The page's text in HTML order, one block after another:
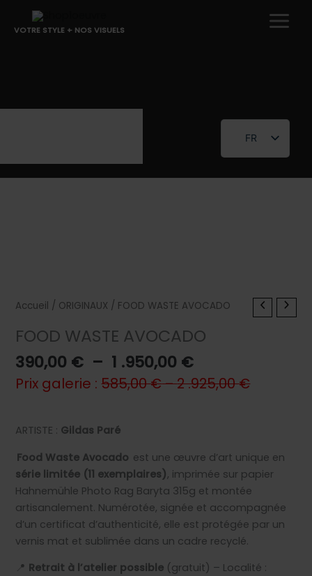
VOTRE STYLE + NOS VISUELS
FR
EN
Accueil / ORIGINAUX / FOOD WASTE AVOCADO
FOOD WASTE AVOCADO
390,00 € – 1 .950,00 €Plage
de
prix :
.950,00 €
Prix galerie :585,00€–2 .925,00€
ARTISTE : Gildas Paré
Food Waste Avocado est une œuvre d’art unique en
série limitée (11 exemplaires), imprimée sur papier
Hahnemühle Photo Rag Baryta 315g et montée
artisanalement. Numérotée, signée et accompagnée
d’un certificat d’authenticité, elle est protégée par un
vernis mat et sublimée dans un cadre recyclé.
📍 Retrait à l’atelier possible (gratuit) – Localité :